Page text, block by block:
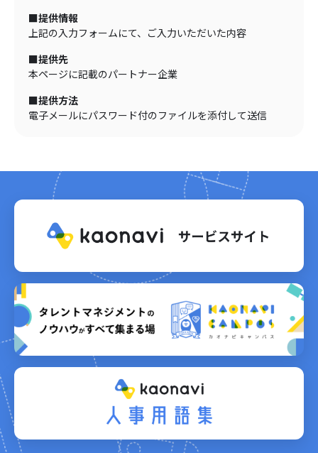
■提供情報
上記の入力フォームにて、ご入力いただいた内容
■提供先
本ページに記載のパートナー企業
■提供方法
電子メールにパスワード付のファイルを添付して送信